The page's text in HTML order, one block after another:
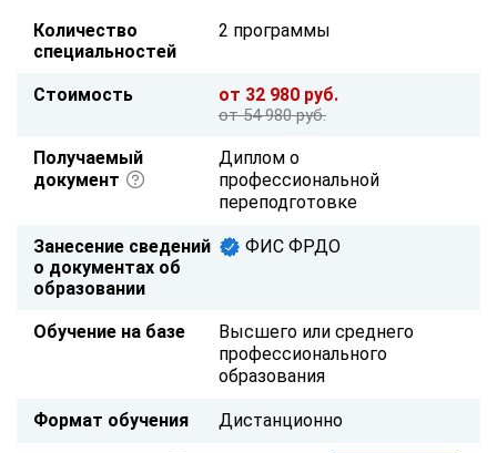
Количество
специальностей
2 программы
Стоимость от 32 980 руб.
от 54 980 руб.
Получаемый
документ
Диплом о
профессиональной
переподготовке
Занесение сведений
о документах об
образовании
ФИС ФРДО
Обучение на базе
Высшего или среднего
профессионального
образования
Формат обучения Дистанционно